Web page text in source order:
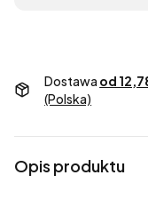
Dostawa od
(Polska)
Opis produktu